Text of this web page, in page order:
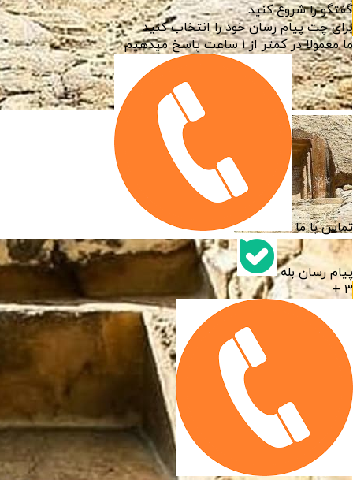
گفتگو را شروع کنید
برای چت پیام رسان خود را انتخاب کنید
ما معمولا در کمتر از 1 ساعت پاسخ میدهیم
تماس با ما
پیام رسان بله
3 +